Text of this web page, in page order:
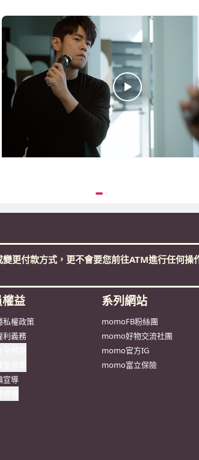
更付款方式，更不會要您前往ATM進行任何
益
私權政策
利義務
宣導
系列網站
momoFB粉絲團
momo好物交流社團
momo官方IG
momo富立保險